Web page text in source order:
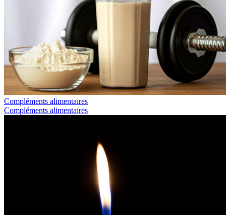
Compléments alimentaires
Compléments alimentaires